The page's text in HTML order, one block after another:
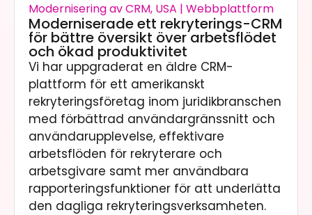
Modernisering av CRM, USA | Webbplattform
Moderniserade ett rekryterings-CRM
för bättre översikt över arbetsflödet
och ökad produktivitet
Vi har uppgraderat en äldre CRM-
plattform för ett amerikanskt
rekryteringsföretag inom juridikbranschen
med förbättrad användargränssnitt och
användarupplevelse, effektivare
arbetsflöden för rekryterare och
arbetsgivare samt mer användbara
rapporteringsfunktioner för att underlätta
den dagliga rekryteringsverksamheten.